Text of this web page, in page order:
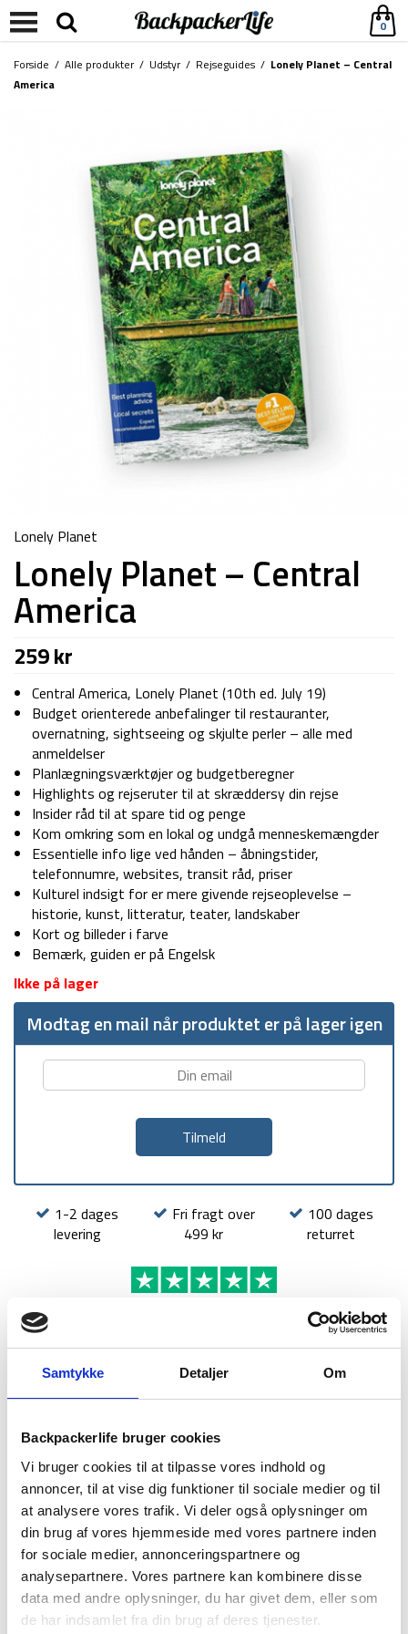
Samtykke Detaljer Om
Backpackerlife bruger cookies
Vi bruger cookies til at tilpasse vores indhold og
annoncer, til at vise dig funktioner til sociale medier og til
at analysere vores trafik. Vi deler også oplysninger om
din brug af vores hjemmeside med vores partnere inden
for sociale medier, annonceringspartnere og
analysepartnere. Vores partnere kan kombinere disse
data med andre oplysninger, du har givet dem, eller som
de har indsamlet fra din brug af deres tjenester.
0
Forside / Alle produkter/ Udstyr/ Rejseguides / Lonely Planet – Central
America
Lonely Planet
Lonely Planet – Central
America
259kr
Central America, Lonely Planet (10th ed. July 19)
Budget orienterede anbefalinger til restauranter,
overnatning, sightseeing og skjulte perler – alle med
anmeldelser
Planlægningsværktøjer og budgetberegner
Highlights og rejseruter til at skræddersy din rejse
Insider råd til at spare tid og penge
Kom omkring som en lokal og undgå menneskemængder
Essentielle info lige ved hånden – åbningstider,
telefonnumre, websites, transit råd, priser
Kulturel indsigt for er mere givende rejseoplevelse –
historie, kunst, litteratur, teater, landskaber
Kort og billeder i farve
Bemærk, guiden er på Engelsk
Ikke på lager
Modtag en mail når produktet er på lager igen
1-2 dages
levering
Fri fragt over
499 kr
100 dages
returret
BESKRIVELSE BRAND
siders guide til de fedeste oplevelser i Centralamerika på et
mindre budget! Guiden tilbyder de meste relevante og up-to-
date råd om hvad der skal ses og hvad der kan skippes, hvilke
skjulte oplevelser dig venter dig og hvordan du bedst muligt
optimerer dit rejsebudget.
Med Central America kan du altid finde budget orienterede
anbefalinger i forhold mad, overnatning, sightseeing, byture,
skjulte perler de fleste guidebøger overser – alt sammen med
ærlige anmeldelser tilknyttet. Guiden tilbyder
planlægningsværktøjer og budget udregninger samt